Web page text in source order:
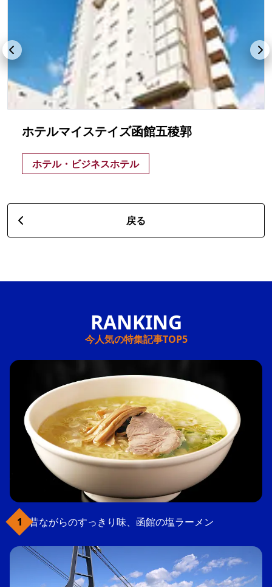
ホテルマイステイズ函館五稜郭
ホテル・ビジネスホテル
戻る
今人気の特集記事TOP5
昔ながらのすっきり味、函館の塩ラーメン